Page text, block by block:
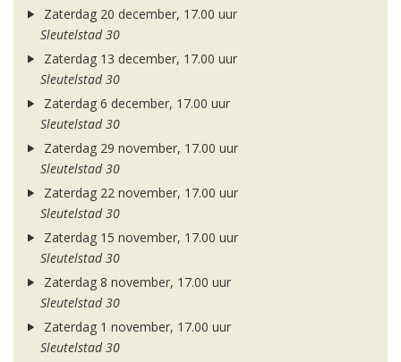
Zaterdag 20 december, 17.00 uur
Sleutelstad 30
Zaterdag 13 december, 17.00 uur
Sleutelstad 30
Zaterdag 6 december, 17.00 uur
Sleutelstad 30
Zaterdag 29 november, 17.00 uur
Sleutelstad 30
Zaterdag 22 november, 17.00 uur
Sleutelstad 30
Zaterdag 15 november, 17.00 uur
Sleutelstad 30
Zaterdag 8 november, 17.00 uur
Sleutelstad 30
Zaterdag 1 november, 17.00 uur
Sleutelstad 30